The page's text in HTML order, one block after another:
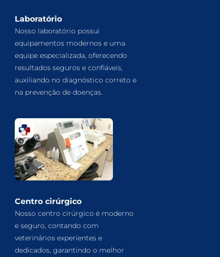
Laboratório
Nosso laboratório possui
equipamentos modernos e uma
equipe especializada, oferecendo
resultados seguros e confiáveis,
auxiliando no diagnóstico correto e
na prevenção de doenças.
Centro cirúrgico
Nosso centro cirúrgico é moderno
e seguro, contando com
veterinários experientes e
dedicados, garantindo o melhor